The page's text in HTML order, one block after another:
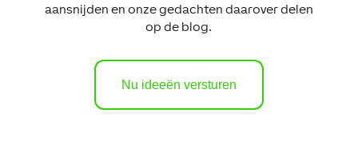
aansnijden en onze gedachten daarover delen
op de blog.
Nu ideeën versturen